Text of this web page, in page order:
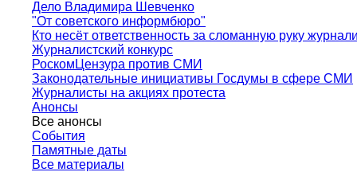
Дело Владимира Шевченко
"От советского информбюро"
Кто несёт ответственность за сломанную руку
Журналистский конкурс
РоскомЦензура против СМИ
Законодательные инициативы Госдумы в сфере СМИ
Журналисты на акциях протеста
Анонсы
Все анонсы
События
Памятные даты
Все материалы